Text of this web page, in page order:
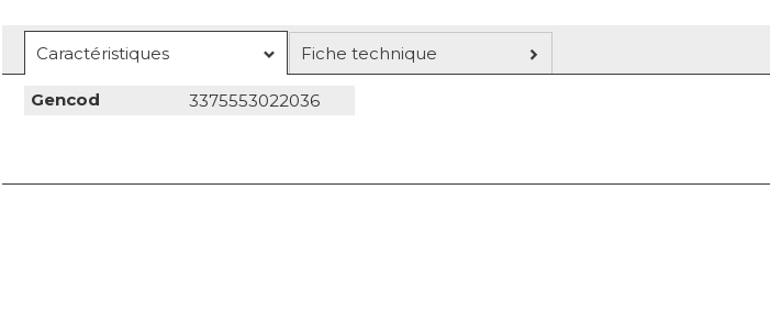
Caractéristiques Fiche technique
Gencod 3375553022036